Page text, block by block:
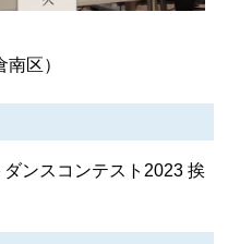
区）
ンスコンテスト2023 挨